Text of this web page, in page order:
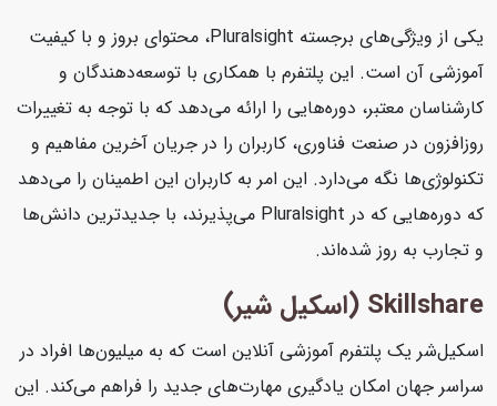
یکی از ویژگی‌های برجسته Pluralsight، محتوای بروز و با کیفیت
آموزشی آن است. این پلتفرم با همکاری با توسعه‌دهندگان و
کارشناسان معتبر، دوره‌هایی را ارائه می‌دهد که با توجه به تغییرات
روزافزون در صنعت فناوری، کاربران را در جریان آخرین مفاهیم و
تکنولوژی‌ها نگه می‌دارد. این امر به کاربران این اطمینان را می‌دهد
که دوره‌هایی که در Pluralsight می‌پذیرند، با جدیدترین دانش‌ها
و تجارب به روز شده‌اند.
Skillshare (اسکیل شیر)
اسکیل‌شر یک پلتفرم آموزشی آنلاین است که به میلیون‌ها افراد در
سراسر جهان امکان یادگیری مهارت‌های جدید را فراهم می‌کند. این